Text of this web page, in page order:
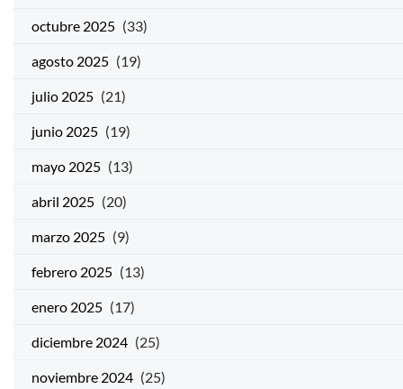
octubre 2025 (33)
agosto 2025 (19)
julio 2025 (21)
junio 2025 (19)
mayo 2025 (13)
abril 2025 (20)
marzo 2025 (9)
febrero 2025 (13)
enero 2025 (17)
diciembre 2024 (25)
noviembre 2024 (25)